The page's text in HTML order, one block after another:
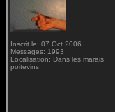
Inscrit le: 07 Oct 2006
Messages: 1993
Localisation: Dans les marais
poitevins